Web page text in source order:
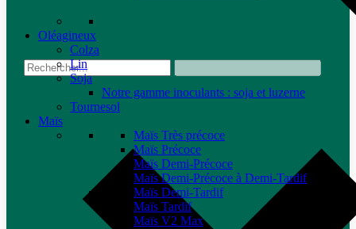
Oléagineux
Colza
Lin
Soja
Notre gamme inoculants : soja et luzerne
Tournesol
Maïs
Maïs Très précoce
Maïs Précoce
Maïs Demi-Précoce
Maïs Demi-Précoce à Demi-Tardif
Maïs Demi-Tardif
Maïs Tardif
Maïs V2 Max